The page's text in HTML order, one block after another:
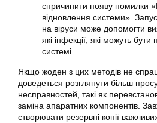
спричинити появу помилки
відновлення системи».
на віруси може допомогти
які інфекції, які можуть бути
системі.
Якщо жоден з цих методів не
доведеться розглянути більш
несправностей, такі як
заміна апаратних компонентів.
створювати резервні копії